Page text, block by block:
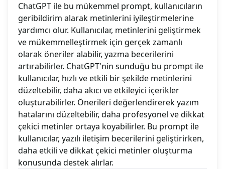
ChatGPT ile bu mükemmel prompt, kullanıcıların
geribildirim alarak metinlerini iyileştirmelerine
yardımcı olur. Kullanıcılar, metinlerini geliştirmek
ve mükemmelleştirmek için gerçek zamanlı
olarak öneriler alabilir, yazma becerilerini
artırabilirler. ChatGPT'nin sunduğu bu prompt ile
kullanıcılar, hızlı ve etkili bir şekilde metinlerini
düzeltebilir, daha akıcı ve etkileyici içerikler
oluşturabilirler. Önerileri değerlendirerek yazım
hatalarını düzeltebilir, daha profesyonel ve dikkat
çekici metinler ortaya koyabilirler. Bu prompt ile
kullanıcılar, yazılı iletişim becerilerini geliştirirken,
daha etkili ve dikkat çekici metinler oluşturma
konusunda destek alırlar.